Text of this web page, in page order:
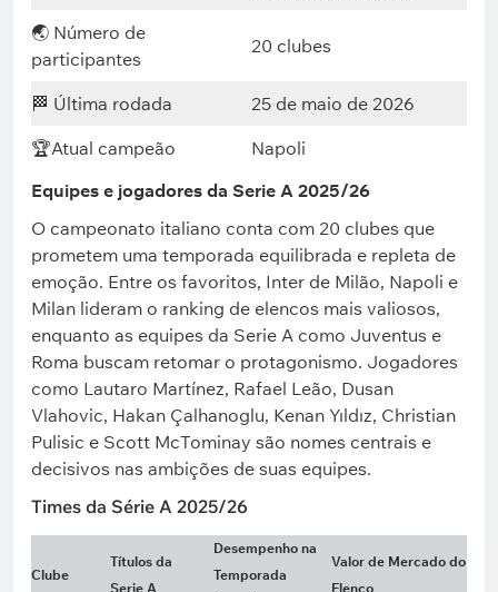
🌏 Número de
participantes
20 clubes
🏁 Última rodada
25 de maio de 2026
🏆Atual campeão
Napoli
Equipes e jogadores da Serie A 2025/26
O campeonato italiano conta com 20 clubes que
prometem uma temporada equilibrada e repleta de
emoção. Entre os favoritos, Inter de Milão, Napoli e
Milan lideram o ranking de elencos mais valiosos,
enquanto as equipes da Serie A como Juventus e
Roma buscam retomar o protagonismo. Jogadores
como Lautaro Martínez, Rafael Leão, Dusan
Vlahovic, Hakan Çalhanoglu, Kenan Yıldız, Christian
Pulisic e Scott McTominay são nomes centrais e
decisivos nas ambições de suas equipes.
Times da Série A 2025/26
Clube
Títulos da
Serie A
Desempenho na
Temporada
Valor de Mercado do
Elenco